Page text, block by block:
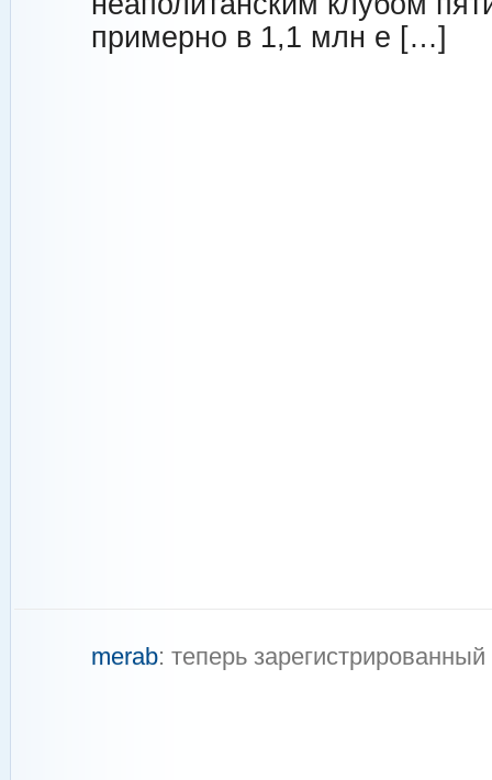
примерно в 1,1 млн е […]
merab: теперь